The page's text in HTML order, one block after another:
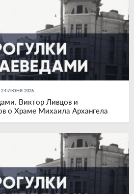
24 ИЮНЯ 2026
Виктор Ливцов и
о Храме Михаила Архангела